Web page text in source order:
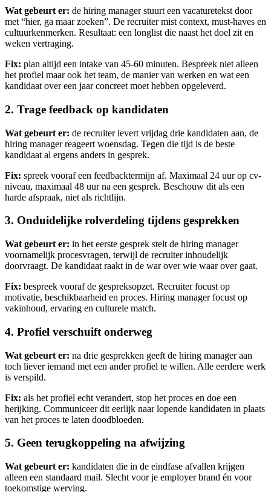
Wat gebeurt er: de hiring manager stuurt een vacaturetekst door
met “hier, ga maar zoeken”. De recruiter mist context, must-haves en
cultuurkenmerken. Resultaat: een longlist die naast het doel zit en
weken vertraging.
Fix: plan altijd een intake van 45-60 minuten. Bespreek niet alleen
het profiel maar ook het team, de manier van werken en wat een
kandidaat over een jaar concreet moet hebben opgeleverd.
2. Trage feedback op kandidaten
Wat gebeurt er: de recruiter levert vrijdag drie kandidaten aan, de
hiring manager reageert woensdag. Tegen die tijd is de beste
kandidaat al ergens anders in gesprek.
Fix: spreek vooraf een feedbacktermijn af. Maximaal 24 uur op cv-
niveau, maximaal 48 uur na een gesprek. Beschouw dit als een
harde afspraak, niet als richtlijn.
3. Onduidelijke rolverdeling tijdens gesprekken
Wat gebeurt er: in het eerste gesprek stelt de hiring manager
voornamelijk procesvragen, terwijl de recruiter inhoudelijk
doorvraagt. De kandidaat raakt in de war over wie waar over gaat.
Fix: bespreek vooraf de gespreksopzet. Recruiter focust op
motivatie, beschikbaarheid en proces. Hiring manager focust op
vakinhoud, ervaring en culturele match.
4. Profiel verschuift onderweg
Wat gebeurt er: na drie gesprekken geeft de hiring manager aan
toch liever iemand met een ander profiel te willen. Alle eerdere werk
is verspild.
Fix: als het profiel echt verandert, stop het proces en doe een
herijking. Communiceer dit eerlijk naar lopende kandidaten in plaats
van het proces te laten doodbloeden.
5. Geen terugkoppeling na afwijzing
Wat gebeurt er: kandidaten die in de eindfase afvallen krijgen
alleen een standaard mail. Slecht voor je employer brand én voor
toekomstige werving.